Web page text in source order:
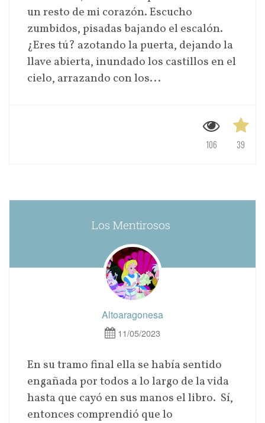
un resto de mi corazón. Escucho
zumbidos, pisadas bajando el escalón.
¿Eres tú? azotando la puerta, dejando la
llave abierta, inundado los castillos en el
cielo, arrazando con los...
39
106
Los Mentirosos
Altoaragonesa
11/05/2023
En su tramo final ella se había sentido
engañada por todos a lo largo de la vida
hasta que cayó en sus manos el libro. Sí,
entonces comprendió que lo